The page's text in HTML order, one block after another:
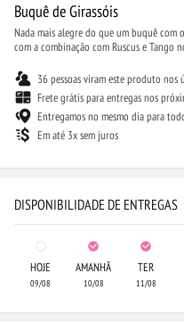
Buquê de Girassóis
Nada mais alegre do que um buquê com
com a combinação com Ruscus e Tango
36 pessoas viram este produto nos
Frete grátis para entregas nos
Entregamos no mesmo dia para
Em até 3x sem juros
DISPONIBILIDADE DE ENTREGAS
HOJE
09/08
AMANHÃ
10/08
TER
11/08